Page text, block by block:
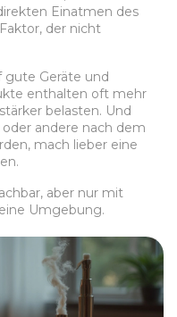
Einatmen des
der nicht
gute Geräte und
enthalten oft mehr
belasten. Und
andere nach dem
mach lieber eine
aber nur mit
Umgebung.